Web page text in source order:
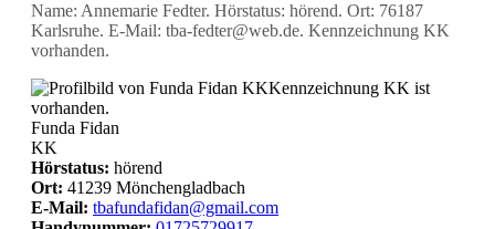
Name: Annemarie Fedter. Hörstatus: hörend. Ort: 76187
Karlsruhe. E-Mail: tba-fedter@web.de. Kennzeichnung KK
vorhanden.
KKKennzeichnung KK ist
vorhanden.
Funda Fidan
KK
Hörstatus: hörend
Ort: 41239 Mönchengladbach
E-Mail: tbafundafidan@gmail.com